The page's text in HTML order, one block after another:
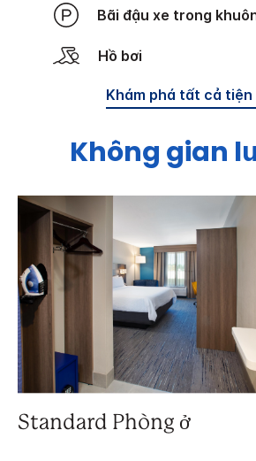
Bãi đậu xe trong
Hồ bơi
Khám phá tất cả tiện
Không gian
Standard Phòng ở